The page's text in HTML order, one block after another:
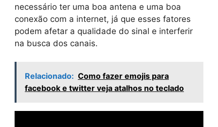
necessário ter uma boa antena e uma boa
conexão com a internet, já que esses fatores
podem afetar a qualidade do sinal e interferir
na busca dos canais.
Relacionado: Como fazer emojis para
facebook e twitter veja atalhos no teclado